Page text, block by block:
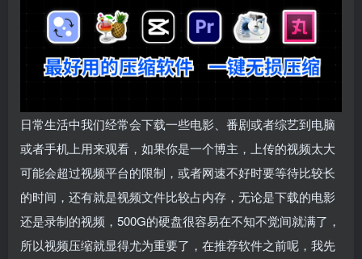
日常生活中我们经常会下载一些电影、番剧或者综艺到电脑
或者手机上用来观看，如果你是一个博主，上传的视频太大
可能会超过视频平台的限制，或者网速不好时要等待比较长
的时间，还有就是视频文件比较占内存，无论是下载的电影
还是录制的视频，500G的硬盘很容易在不知不觉间就满了，
所以视频压缩就显得尤为重要了，在推荐软件之前呢，我先